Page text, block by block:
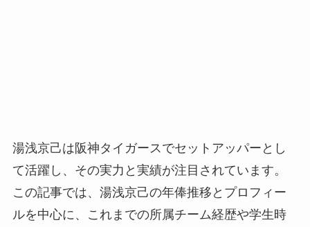
湯浅京己は阪神タイガースでセットアッパーとし
て活躍し、その実力と実績が注目されています。
この記事では、湯浅京己の年俸推移とプロフィー
ルを中心に、これまでの所属チーム経歴や学生時